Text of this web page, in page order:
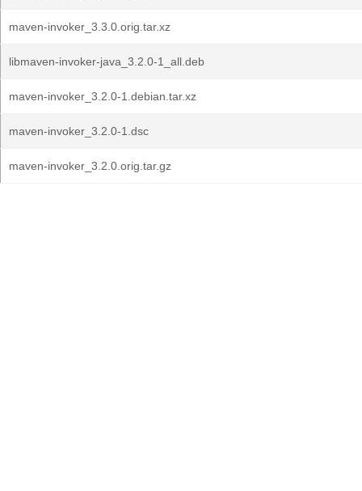
maven-invoker_3.3.0.orig.tar.xz
libmaven-invoker-java_3.2.0-1_all.deb
maven-invoker_3.2.0-1.debian.tar.xz
maven-invoker_3.2.0-1.dsc
maven-invoker_3.2.0.orig.tar.gz